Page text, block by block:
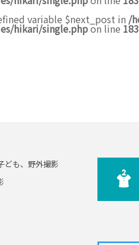
variable $next_post in /
hikari/single.phpon line 183
ども、野外撮影